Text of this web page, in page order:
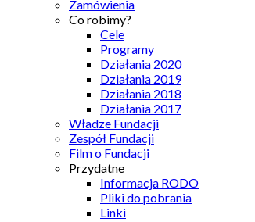
Zamówienia
Co robimy?
Cele
Programy
Działania 2020
Działania 2019
Działania 2018
Działania 2017
Władze Fundacji
Zespół Fundacji
Film o Fundacji
Przydatne
Informacja RODO
Pliki do pobrania
Linki